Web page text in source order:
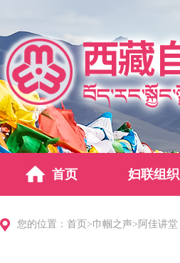
首页 妇联组织
您的位置： 首页 >巾帼之声> 阿佳讲堂